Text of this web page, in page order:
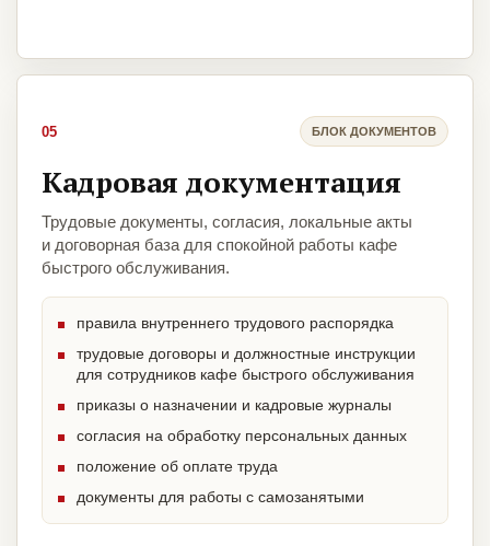
05 БЛОК ДОКУМЕНТОВ
Кадровая документация
Трудовые документы, согласия, локальные акты
и договорная база для спокойной работы кафе
быстрого обслуживания.
правила внутреннего трудового распорядка
трудовые договоры и должностные инструкции
для сотрудников кафе быстрого обслуживания
приказы о назначении и кадровые журналы
согласия на обработку персональных данных
положение об оплате труда
документы для работы с самозанятыми